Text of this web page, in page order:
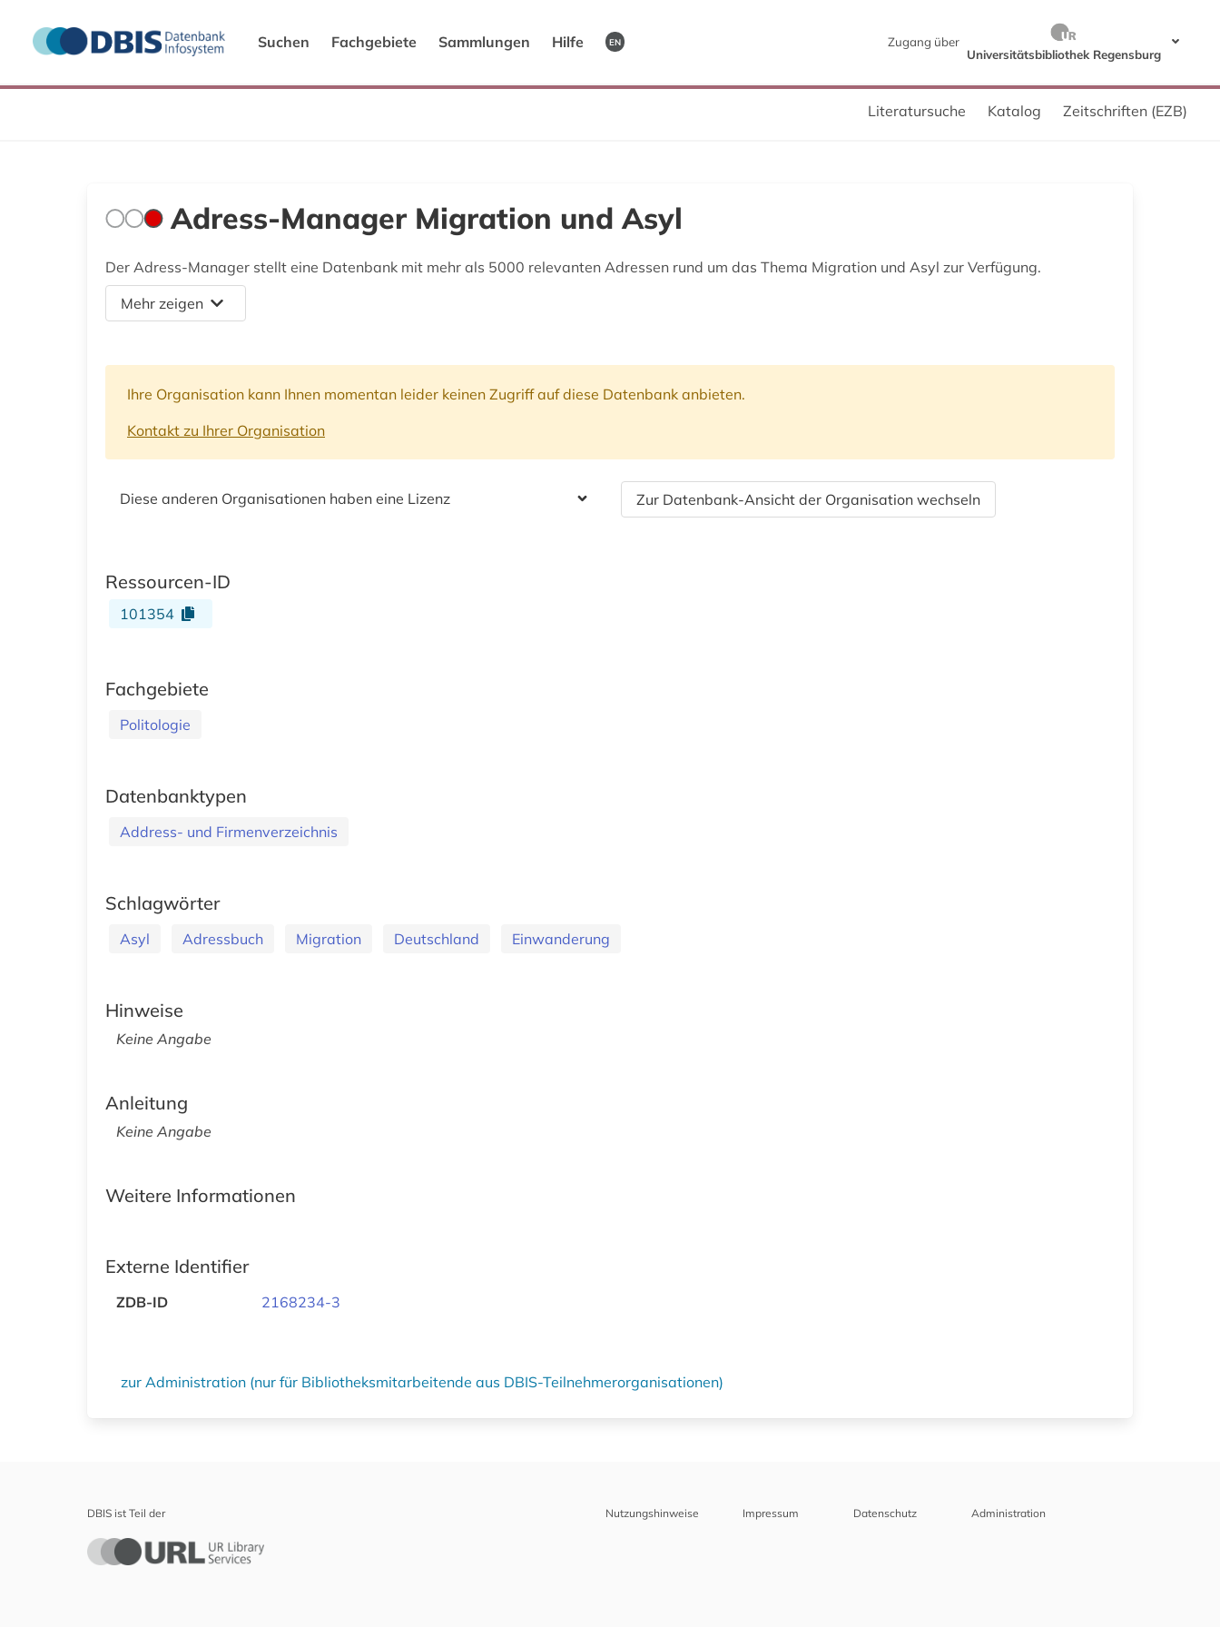
Suchen Fachgebiete Sammlungen Hilfe EN
Zugang über
Universitätsbibliothek Regensburg
Literatursuche Katalog Zeitschriften (EZB)
Adress-Manager Migration und Asyl
Der Adress-Manager stellt eine Datenbank mit mehr als 5000 relevanten Adressen rund um das Thema Migration und Asyl zur Verfügung.
Mehr zeigen
Ihre Organisation kann Ihnen momentan leider keinen Zugriff auf diese Datenbank anbieten.
Kontakt zu Ihrer Organisation
Diese anderen Organisationen haben eine Lizenz Zur Datenbank-Ansicht der Organisation wechseln
Ressourcen-ID
101354
Fachgebiete
Politologie
Datenbanktypen
Address- und Firmenverzeichnis
Schlagwörter
Asyl Adressbuch Migration Deutschland Einwanderung
Hinweise
Keine Angabe
Anleitung
Keine Angabe
Weitere Informationen
Externe Identifier
ZDB-ID 2168234-3
zur Administration (nur für Bibliotheksmitarbeitende aus DBIS-Teilnehmerorganisationen)
DBIS ist Teil der Nutzungshinweise Impressum Datenschutz Administration